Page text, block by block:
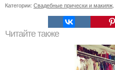
Категории: Свадебные прически и макияж
Читайте также